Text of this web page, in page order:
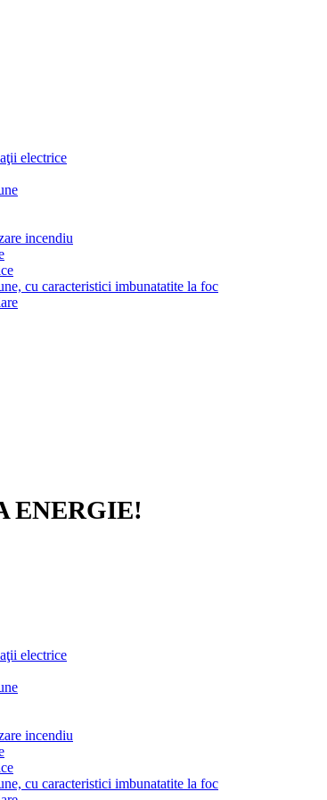
electrice
incendiu
cu caracteristici imbunatatite la foc
ENERGIE!
electrice
incendiu
cu caracteristici imbunatatite la foc